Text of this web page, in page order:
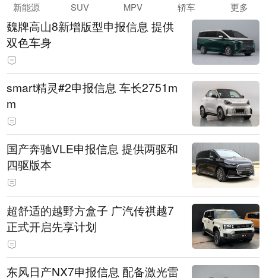
新能源 SUV MPV 轿车 更多
魏牌高山8新增版型申报信息 提供
双色车身
smart精灵#2申报信息 车长2751m
m
国产奔驰VLE申报信息 提供两驱和
四驱版本
超舒适的越野方盒子 广汽传祺越7
正式开启先享计划
东风日产NX7申报信息 配备激光雷